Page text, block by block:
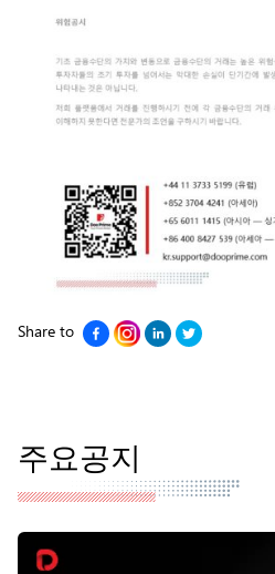
Share to
주요공지